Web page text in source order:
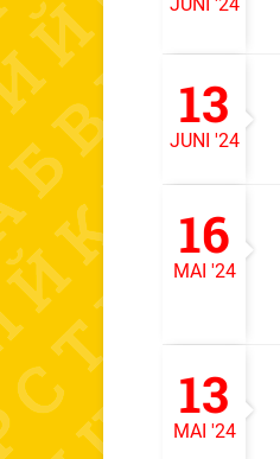
13
JUNI '24
16
MAI '24
13
MAI '24